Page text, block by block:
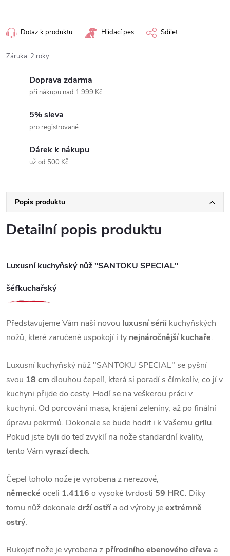
cena:
Dotaz k produktu Hlídací pes Sdílet
Záruka: 2 roky
Doprava zdarma
při nákupu nad 1 999 Kč
5% sleva
pro registrované
Dárek k nákupu
už od 500 Kč
Popis produktu
Detailní popis produktu
Luxusní kuchyňský nůž "SANTOKU SPECIAL"
šéfkuchařský
Představujeme Vám naší novou luxusní sérii kuchyňských
nožů, které zaručeně uspokojí i ty nejnáročnější kuchaře.
Luxusní kuchyňský nůž "SANTOKU SPECIAL" se pyšní
svou 18 cm dlouhou čepelí, která si poradí s čímkoliv, co jí v
kuchyni přijde do cesty. Hodí se na veškerou práci v
kuchyni. Od porcování masa, krájení zeleniny, až po finální
úpravu pokrmů. Dokonale se bude hodit i k Vašemu grilu.
Pokud jste byli do teď zvyklí na nože standardní kvality,
tento Vám vyrazí dech.
Čepel tohoto nože je vyrobena z nerezové,
německé oceli 1.4116 o vysoké tvrdosti 59 HRC. Díky
tomu nůž dokonaledrží ostřía od výroby jeextrémně
ostrý.
Rukojeť nože je vyrobena z přírodního ebenového dřeva a